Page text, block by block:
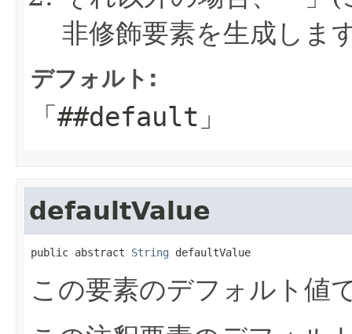
非修飾要素を生成しま
デフォルト:
「##default」
defaultValue
public abstract String defaultValue
この要素のデフォルト値